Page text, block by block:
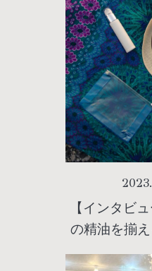
2023.
【インタビ
の精油を揃
「アロマブル